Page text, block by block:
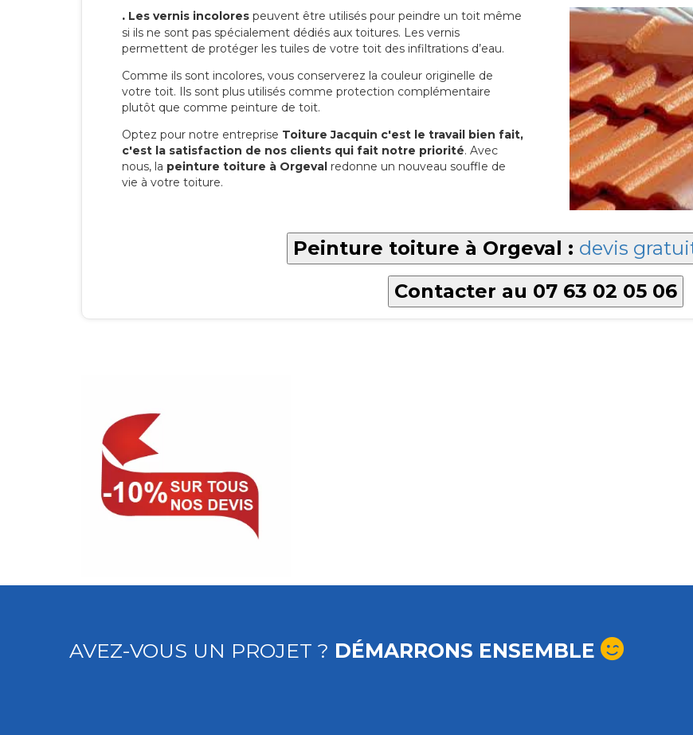
. Les vernis incolores peuvent être utilisés pour peindre un toit même
si ils ne sont pas spécialement dédiés aux toitures. Les vernis
permettent de protéger les tuiles de votre toit des infiltrations d’eau.
Comme ils sont incolores, vous conserverez la couleur originelle de
votre toit. Ils sont plus utilisés comme protection complémentaire
plutôt que comme peinture de toit.
Optez pour notre entreprise Toiture Jacquin c'est le travail bien fait,
c'est la satisfaction de nos clients qui fait notre priorité. Avec
nous, la peinture toiture à Orgeval redonne un nouveau souffle de
vie à votre toiture.
Peinture toiture à Orgeval : devis
Contacter au 07 63 02 05 06
AVEZ-VOUS UN PROJET ? DÉMARRONS ENSEMBLE